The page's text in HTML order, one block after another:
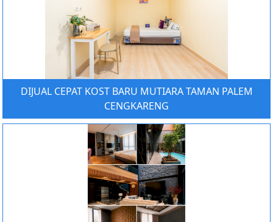
DIJUAL CEPAT KOST BARU MUTIARA TAMAN PALEM
CENGKARENG